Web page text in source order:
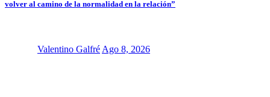
volver al camino de la normalidad en la relación”
Valentino Galfré Ago 8, 2026